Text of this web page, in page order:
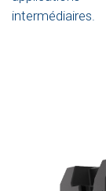
intermédiaires.